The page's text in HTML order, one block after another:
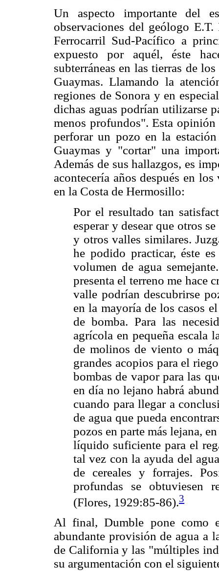
Un aspecto importante del
observaciones del geólogo
Ferrocarril Sud-Pacífico a
expuesto por aquél, éste
subterráneas en las tierras de
Guaymas. Llamando la
regiones de Sonora y en
dichas aguas podrían utilizarse
menos profundos". Esta
perforar un pozo en la
Guaymas y "cortar" una
Además de sus hallazgos, es
acontecería años después en
en la Costa de Hermosillo:
Por el resultado tan
esperar y desear que otros
y otros valles similares.
he podido practicar, éste
volumen de agua
presenta el terreno me hace
valle podrían descubrirse
en la mayoría de los casos
de bomba. Para las
agrícola en pequeña escala
de molinos de viento o
grandes acopios para el
bombas de vapor para las
en día no lejano habrá
cuando para llegar a
de agua que pueda
pozos en parte más lejana,
líquido suficiente para el
tal vez con la ayuda del
de cereales y forrajes.
profundas se obtuviesen
(Flores, 1929:85-86).3
Al final, Dumble pone como
abundante provisión de agua a
de California y las "múltiples
su argumentación con el